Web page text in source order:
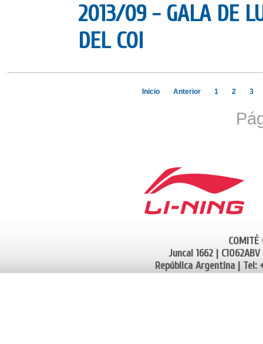
2013/09 - GALA DE
DEL COI
Inicio Anterior 1 2 3
COMITÉ
Juncal 1662 |
República Argentina | Tel: